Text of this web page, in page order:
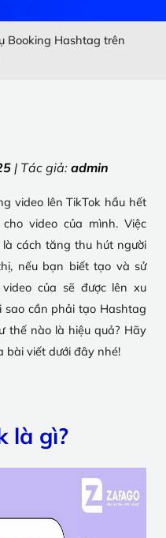
Booking Hashtag trên
| Tác giả: admin
video lên TikTok hầu hết
video của mình. Việc
cách tăng thu hút người
nếu bạn biết tạo và sử
của sẽ được lên xu
sao cần phải tạo Hashtag
thế nào là hiệu quả? Hãy
bài viết dưới đây nhé!
là gì?